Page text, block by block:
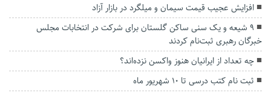
افزایش عجیب قیمت سیمان و میلگرد در بازار آزاد
۹ شیعه و یک سنی ساکن گلستان برای شرکت در انتخابات مجلس
خبرگان رهبری ثبت‌نام کردند
چه تعداد از ایرانیان هنوز واکسن نزده‌اند؟
ثبت نام کتب درسی تا ۱۰ شهریور ماه